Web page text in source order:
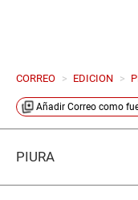
CORREO > EDICION >
Añadir Correo como
PIURA